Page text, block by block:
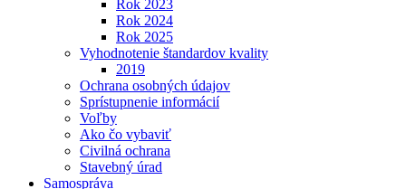
Rok 2023
Rok 2024
Rok 2025
Vyhodnotenie štandardov kvality
2019
Ochrana osobných údajov
Sprístupnenie informácií
Voľby
Ako čo vybaviť
Civilná ochrana
Stavebný úrad
Samospráva